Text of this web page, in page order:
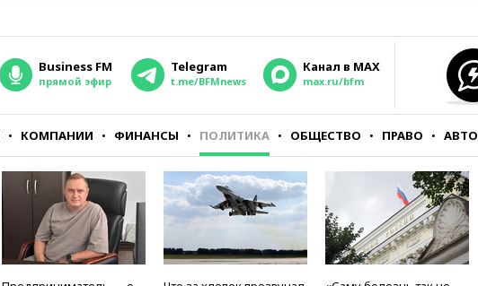
Business FM
прямой эфир
Telegram
t.me/BFMnews
Канал в MAX
max.ru/bfm
КОМПАНИИ ФИНАНСЫ ПОЛИТИКА ОБЩЕСТВО ПРАВО АВТО